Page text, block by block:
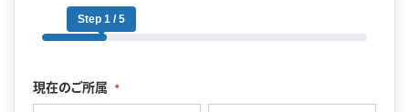
Step 1 / 5
現在のご所属 *